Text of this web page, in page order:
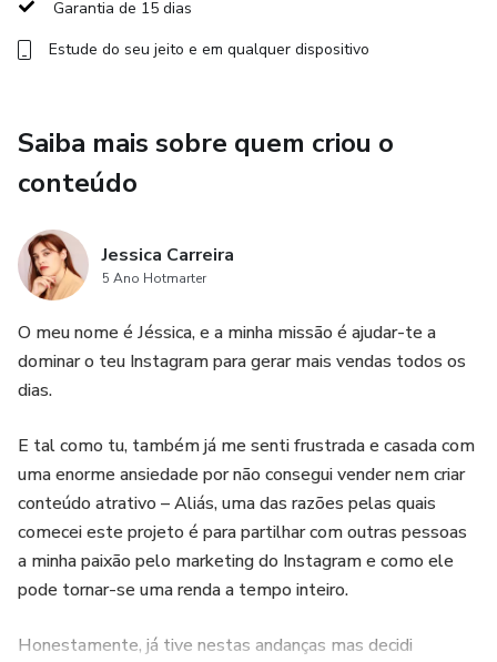
Garantia de 15 dias
Estude do seu jeito e em qualquer dispositivo
Saiba mais sobre quem criou o
conteúdo
Jessica Carreira
5 Ano Hotmarter
O meu nome é Jéssica, e a minha missão é ajudar-te a
dominar o teu Instagram para gerar mais vendas todos os
dias.
E tal como tu, também já me senti frustrada e casada com
uma enorme ansiedade por não consegui vender nem criar
conteúdo atrativo – Aliás, uma das razões pelas quais
comecei este projeto é para partilhar com outras pessoas
a minha paixão pelo marketing do Instagram e como ele
pode tornar-se uma renda a tempo inteiro.
Honestamente, já tive nestas andanças mas decidi